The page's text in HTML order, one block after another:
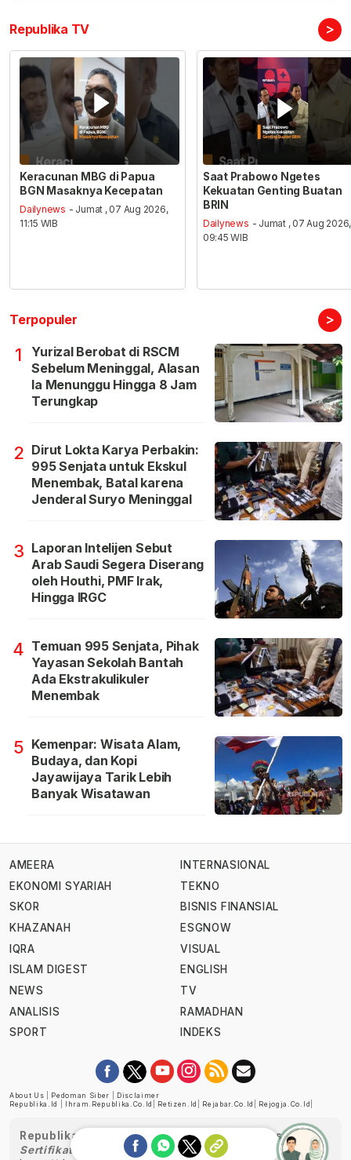
Republika TV >
Keracunan MBG di Papua
BGN Masaknya Kecepatan
Dailynews - Jumat , 07 Aug 2026,
11:15 WIB
Saat Prabowo Ngetes
Kekuatan Genting Buatan
BRIN
Dailynews - Jumat , 07 Aug 2026,
09:45 WIB
Terpopuler >
1
Yurizal Berobat di RSCM
Sebelum Meninggal, Alasan
Ia Menunggu Hingga 8 Jam
Terungkap
2 Dirut Lokta Karya Perbakin:
995 Senjata untuk Ekskul
Menembak, Batal karena
Jenderal Suryo Meninggal
3 Laporan Intelijen Sebut
Arab Saudi Segera Diserang
oleh Houthi, PMF Irak,
Hingga IRGC
4 Temuan 995 Senjata, Pihak
Yayasan Sekolah Bantah
Ada Ekstrakulikuler
Menembak
5 Kemenpar: Wisata Alam,
Budaya, dan Kopi
Jayawijaya Tarik Lebih
Banyak Wisatawan
AMEERA
EKONOMI SYARIAH
SKOR
KHAZANAH
IQRA
ISLAM DIGEST
NEWS
ANALISIS
SPORT
INTERNASIONAL
TEKNO
BISNIS FINANSIAL
ESGNOW
VISUAL
ENGLISH
TV
RAMADHAN
INDEKS
About Us Pedoman Siber
Disclaimer
Republika.id
Ihram.republika.co.id Retizen.id Rejabar.co.id Rejogja.co.id
Republika telah diverifikasi oleh Dewan Pers
Sertifikat Nomor 1058/DP-Verifikasi/K/XII/2022